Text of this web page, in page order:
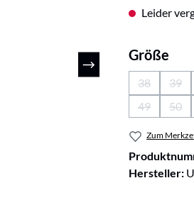
Leider
Größe
38
(Diese
39
49
(Diese
50
Zum
Hersteller: